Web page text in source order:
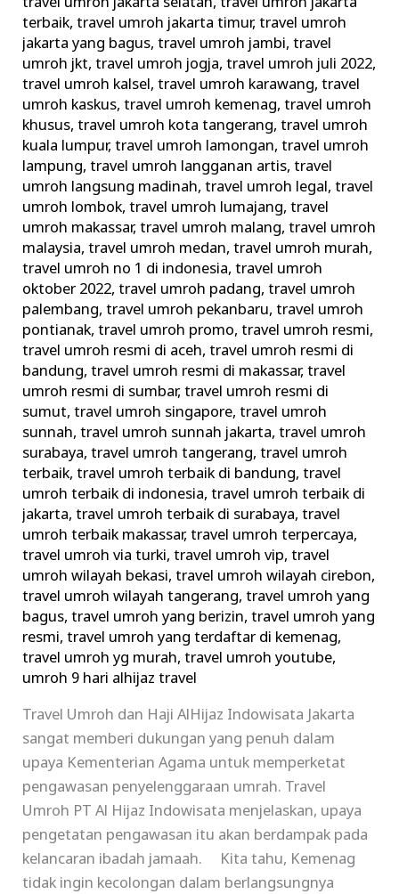
terbaik,travel umroh jakarta timur,travel umroh
jakarta yang bagus,travel umroh jambi,travel
umroh jkt,travel umroh jogja,travel umroh juli 2022,
travel umroh kalsel,travel umroh karawang,travel
umroh kaskus,travel umroh kemenag,travel umroh
khusus,travel umroh kota tangerang,travel umroh
kuala lumpur,travel umroh lamongan,travel umroh
lampung,travel umroh langganan artis,travel
umroh langsung madinah,travel umroh legal,travel
umroh lombok,travel umroh lumajang,travel
umroh makassar,travel umroh malang,travel umroh
malaysia,travel umroh medan,travel umroh murah,
travel umroh no 1 di indonesia,travel umroh
oktober 2022,travel umroh padang,travel umroh
palembang,travel umroh pekanbaru,travel umroh
pontianak,travel umroh promo,travel umroh resmi,
travel umroh resmi di aceh,travel umroh resmi di
bandung,travel umroh resmi di makassar,travel
umroh resmi di sumbar,travel umroh resmi di
sumut,travel umroh singapore,travel umroh
sunnah,travel umroh sunnah jakarta,travel umroh
surabaya,travel umroh tangerang,travel umroh
terbaik,travel umroh terbaik di bandung,travel
umroh terbaik di indonesia,travel umroh terbaik di
jakarta,travel umroh terbaik di surabaya,travel
umroh terbaik makassar,travel umroh terpercaya,
travel umroh via turki,travel umroh vip,travel
umroh wilayah bekasi,travel umroh wilayah cirebon,
travel umroh wilayah tangerang,travel umroh yang
bagus,travel umroh yang berizin,travel umroh yang
resmi,travel umroh yang terdaftar di kemenag,
travel umroh yg murah,travel umroh youtube,
umroh 9 hari alhijaz travel
Travel Umroh dan Haji AlHijaz Indowisata Jakarta
sangat memberi dukungan yang penuh dalam
upaya Kementerian Agama untuk memperketat
pengawasan penyelenggaraan umrah. Travel
Umroh PT Al Hijaz Indowisata menjelaskan, upaya
pengetatan pengawasan itu akan berdampak pada
kelancaran ibadah jamaah. Kita tahu, Kemenag
tidak ingin kecolongan dalam berlangsungnya